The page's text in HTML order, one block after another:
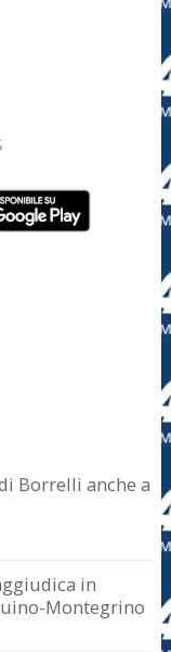
Borrelli anche a
in
Montegrino